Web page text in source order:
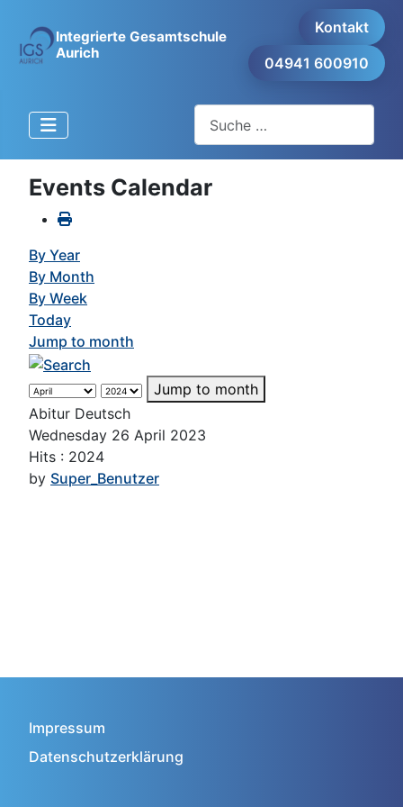
Integrierte Gesamtschule
Aurich
Kontakt
04941 600910
Events Calendar
By Year
By Month
By Week
Today
Jump to month
Jump to month
Abitur Deutsch
Wednesday 26 April 2023
Hits : 2024
by Super_Benutzer
Impressum
Datenschutzerklärung